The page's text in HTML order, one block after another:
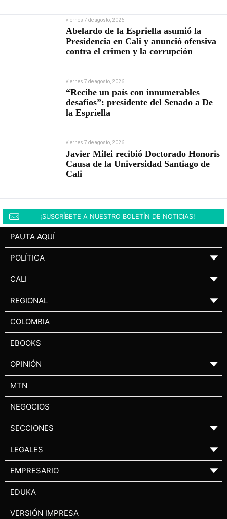
viernes 7 de agosto, 2026
Abelardo de la Espriella asumió la
Presidencia en Cali y anunció ofensiva
contra el crimen y la corrupción
viernes 7 de agosto, 2026
“Recibe un país con innumerables
desafíos”: presidente del Senado a De
la Espriella
viernes 7 de agosto, 2026
Javier Milei recibió Doctorado Honoris
Causa de la Universidad Santiago de
Cali
¡SUSCRÍBETE A NUESTRO BOLETÍN DE NOTICIAS!
PAUTA AQUÍ
POLÍTICA ▼
CALI ▼
REGIONAL ▼
COLOMBIA
EBOOKS
OPINIÓN ▼
MTN
NEGOCIOS
SECCIONES ▼
LEGALES ▼
EMPRESARIO ▼
EDUKA
VERSIÓN IMPRESA